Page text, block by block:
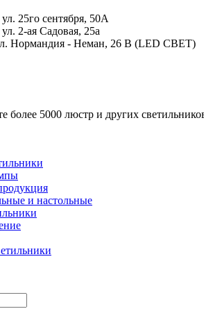
25го сентября, 50А
2-ая Садовая, 25а
Нормандия - Неман, 26 В (LED СВЕТ)
более 5000 люстр и других
и настольные